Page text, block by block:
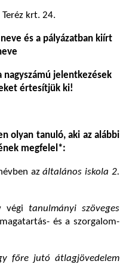
krt. 24.
és a pályázatban kiírt
jelentkezések
értesítjük ki!
olyan tanuló, aki az alábbi
megfelel*:
azáltalános iskola 2.
végi tanulmányi szöveges
és a szorgalom-
főre jutó átlagjövedelem